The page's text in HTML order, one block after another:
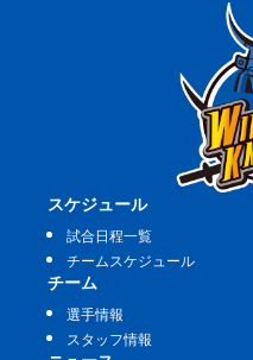
スケジュール
試合日程一覧
チームスケジュール
チーム
選手情報
スタッフ情報